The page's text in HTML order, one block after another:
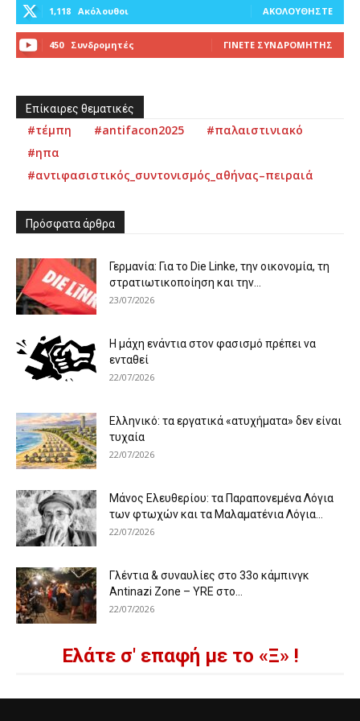
1,118 Ακόλουθοι ΑΚΟΛΟΥΘΉΣΤΕ
450 Συνδρομητές ΓΊΝΕΤΕ ΣΥΝΔΡΟΜΗΤΉΣ
Επίκαιρες θεματικές
#τέμπη #antifacon2025
#παλαιστινιακό
#ηπα
#αντιφασιστικός_συντονισμός_αθήνας–πειραιά
Πρόσφατα άρθρα
Γερμανία: Για το Die Linke, την οικονομία, τη
στρατιωτικοποίηση και την...
23/07/2026
Η μάχη ενάντια στον φασισμό πρέπει να
ενταθεί
22/07/2026
Ελληνικό: τα εργατικά «ατυχήματα» δεν είναι
τυχαία
22/07/2026
Μάνος Ελευθερίου: τα Παραπονεμένα Λόγια
των φτωχών και τα Μαλαματένια Λόγια...
22/07/2026
Γλέντια & συναυλίες στο 33ο κάμπινγκ
Antinazi Zone – YRE στο...
22/07/2026
Ελάτε σ' επαφή με το «Ξ» !